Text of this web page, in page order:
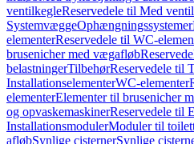
ventilkegleReservedele til Med
SystemvæggeOphængningssystemer
elementerReservedele til WC-
brusenicher med vægafløb
belastningerTilbehørReservedele til
InstallationselementerWC-elementer
elementerElementer til brusenicher
og opvaskemaskinerReservedele til
InstallationsmodulerModuler til
afløbSynlige cisternerSynlige